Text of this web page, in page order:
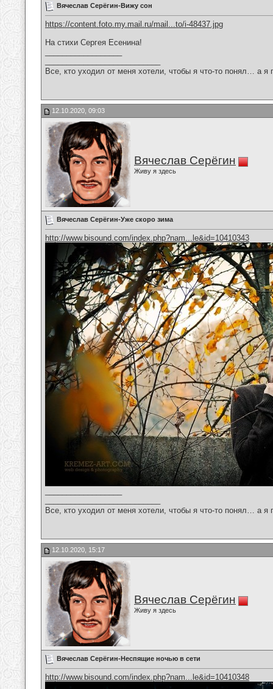
Вячеслав Серёгин-Вижу сон
https://content.foto.my.mail.ru/mail...to/i-48437.jpg
На стихи Сергея Есенина!
Все, кто уходил от меня хотели, чтобы я что-то понял… а
12.10.2020, 09:03
Вячеслав Серёгин
Живу я здесь
Вячеслав Серёгин-Уже скоро зима
http://www.bisound.com/index.php?nam...le&id=10410343
Все, кто уходил от меня хотели, чтобы я что-то понял… а
12.10.2020, 15:17
Вячеслав Серёгин
Живу я здесь
Вячеслав Серёгин-Неспящие ночью в сети
http://www.bisound.com/index.php?nam...le&id=10410348